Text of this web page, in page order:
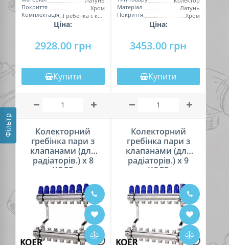
Фільтр
Покриття
Хром
Комплектація
Гребенка с клапанами
Ціна:
2928.00 грн
Купити
Матеріал
Латунь
Покриття
Хром
Ціна:
3453.00 грн
Купити
Колекторний
гребінка пари з
клапанами (для
радіаторів.) х 8
KOER
Колекторний
гребінка пари з
клапанами (для
радіаторів.) х 9
KOER